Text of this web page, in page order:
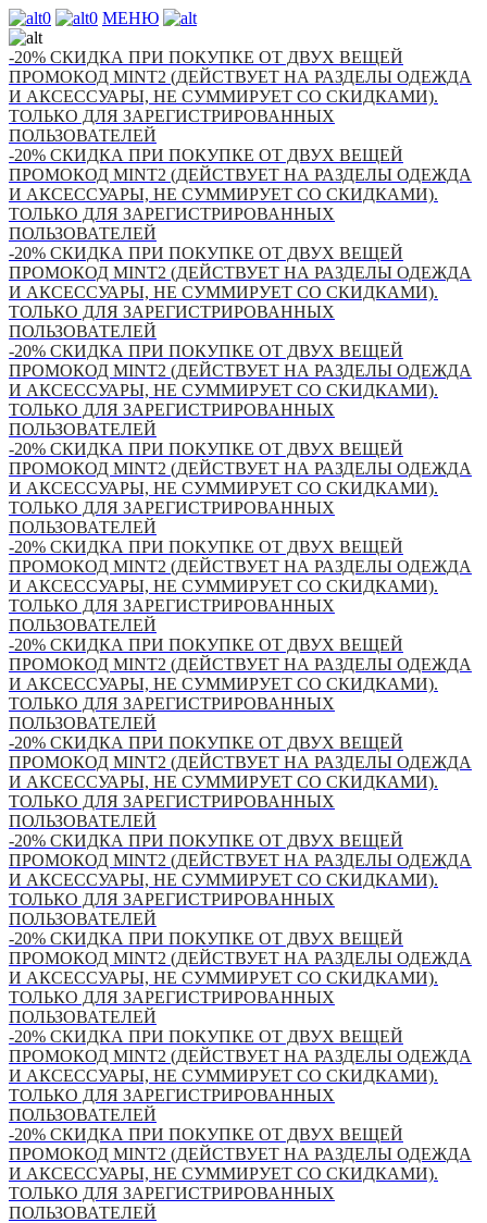
0 0 МЕНЮ
-20% СКИДКА ПРИ ПОКУПКЕ ОТ ДВУХ ВЕЩЕЙ
ПРОМОКОД MINT2 (ДЕЙСТВУЕТ НА РАЗДЕЛЫ ОДЕЖДА
И АКСЕССУАРЫ, НЕ СУММИРУЕТ СО СКИДКАМИ).
ТОЛЬКО ДЛЯ ЗАРЕГИСТРИРОВАННЫХ
ПОЛЬЗОВАТЕЛЕЙ
-20% СКИДКА ПРИ ПОКУПКЕ ОТ ДВУХ ВЕЩЕЙ
ПРОМОКОД MINT2 (ДЕЙСТВУЕТ НА РАЗДЕЛЫ ОДЕЖДА
И АКСЕССУАРЫ, НЕ СУММИРУЕТ СО СКИДКАМИ).
ТОЛЬКО ДЛЯ ЗАРЕГИСТРИРОВАННЫХ
ПОЛЬЗОВАТЕЛЕЙ
-20% СКИДКА ПРИ ПОКУПКЕ ОТ ДВУХ ВЕЩЕЙ
ПРОМОКОД MINT2 (ДЕЙСТВУЕТ НА РАЗДЕЛЫ ОДЕЖДА
И АКСЕССУАРЫ, НЕ СУММИРУЕТ СО СКИДКАМИ).
ТОЛЬКО ДЛЯ ЗАРЕГИСТРИРОВАННЫХ
ПОЛЬЗОВАТЕЛЕЙ
-20% СКИДКА ПРИ ПОКУПКЕ ОТ ДВУХ ВЕЩЕЙ
ПРОМОКОД MINT2 (ДЕЙСТВУЕТ НА РАЗДЕЛЫ ОДЕЖДА
И АКСЕССУАРЫ, НЕ СУММИРУЕТ СО СКИДКАМИ).
ТОЛЬКО ДЛЯ ЗАРЕГИСТРИРОВАННЫХ
ПОЛЬЗОВАТЕЛЕЙ
-20% СКИДКА ПРИ ПОКУПКЕ ОТ ДВУХ ВЕЩЕЙ
ПРОМОКОД MINT2 (ДЕЙСТВУЕТ НА РАЗДЕЛЫ ОДЕЖДА
И АКСЕССУАРЫ, НЕ СУММИРУЕТ СО СКИДКАМИ).
ТОЛЬКО ДЛЯ ЗАРЕГИСТРИРОВАННЫХ
ПОЛЬЗОВАТЕЛЕЙ
-20% СКИДКА ПРИ ПОКУПКЕ ОТ ДВУХ ВЕЩЕЙ
ПРОМОКОД MINT2 (ДЕЙСТВУЕТ НА РАЗДЕЛЫ ОДЕЖДА
И АКСЕССУАРЫ, НЕ СУММИРУЕТ СО СКИДКАМИ).
ТОЛЬКО ДЛЯ ЗАРЕГИСТРИРОВАННЫХ
ПОЛЬЗОВАТЕЛЕЙ
-20% СКИДКА ПРИ ПОКУПКЕ ОТ ДВУХ ВЕЩЕЙ
ПРОМОКОД MINT2 (ДЕЙСТВУЕТ НА РАЗДЕЛЫ ОДЕЖДА
И АКСЕССУАРЫ, НЕ СУММИРУЕТ СО СКИДКАМИ).
ТОЛЬКО ДЛЯ ЗАРЕГИСТРИРОВАННЫХ
ПОЛЬЗОВАТЕЛЕЙ
-20% СКИДКА ПРИ ПОКУПКЕ ОТ ДВУХ ВЕЩЕЙ
ПРОМОКОД MINT2 (ДЕЙСТВУЕТ НА РАЗДЕЛЫ ОДЕЖДА
И АКСЕССУАРЫ, НЕ СУММИРУЕТ СО СКИДКАМИ).
ТОЛЬКО ДЛЯ ЗАРЕГИСТРИРОВАННЫХ
ПОЛЬЗОВАТЕЛЕЙ
-20% СКИДКА ПРИ ПОКУПКЕ ОТ ДВУХ ВЕЩЕЙ
ПРОМОКОД MINT2 (ДЕЙСТВУЕТ НА РАЗДЕЛЫ ОДЕЖДА
И АКСЕССУАРЫ, НЕ СУММИРУЕТ СО СКИДКАМИ).
ТОЛЬКО ДЛЯ ЗАРЕГИСТРИРОВАННЫХ
ПОЛЬЗОВАТЕЛЕЙ
-20% СКИДКА ПРИ ПОКУПКЕ ОТ ДВУХ ВЕЩЕЙ
ПРОМОКОД MINT2 (ДЕЙСТВУЕТ НА РАЗДЕЛЫ ОДЕЖДА
И АКСЕССУАРЫ, НЕ СУММИРУЕТ СО СКИДКАМИ).
ТОЛЬКО ДЛЯ ЗАРЕГИСТРИРОВАННЫХ
ПОЛЬЗОВАТЕЛЕЙ
-20% СКИДКА ПРИ ПОКУПКЕ ОТ ДВУХ ВЕЩЕЙ
ПРОМОКОД MINT2 (ДЕЙСТВУЕТ НА РАЗДЕЛЫ ОДЕЖДА
И АКСЕССУАРЫ, НЕ СУММИРУЕТ СО СКИДКАМИ).
ТОЛЬКО ДЛЯ ЗАРЕГИСТРИРОВАННЫХ
ПОЛЬЗОВАТЕЛЕЙ
-20% СКИДКА ПРИ ПОКУПКЕ ОТ ДВУХ ВЕЩЕЙ
ПРОМОКОД MINT2 (ДЕЙСТВУЕТ НА РАЗДЕЛЫ ОДЕЖДА
И АКСЕССУАРЫ, НЕ СУММИРУЕТ СО СКИДКАМИ).
ТОЛЬКО ДЛЯ ЗАРЕГИСТРИРОВАННЫХ
ПОЛЬЗОВАТЕЛЕЙ